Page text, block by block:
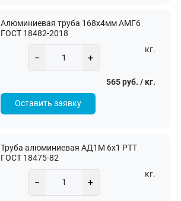
Алюминиевая труба 168х4мм АМГ6
ГОСТ 18482-2018
− +
кг.
565 руб. / кг.
Оставить заявку
Труба алюминиевая АД1М 6х1 РТТ
ГОСТ 18475-82
− +
кг.